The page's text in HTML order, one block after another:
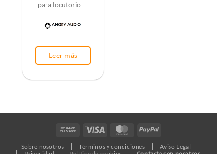
para locutorio
Leer más
Bank
Visa MasterCardPayPal
Sobre nosotros Términos y condiciones
Aviso Legal